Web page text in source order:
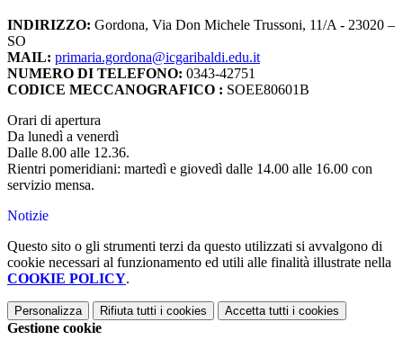
INDIRIZZO: Gordona, Via Don Michele Trussoni, 11/A - 23020 –
SO
MAIL: primaria.gordona@icgaribaldi.edu.it
NUMERO DI TELEFONO: 0343-42751
CODICE MECCANOGRAFICO : SOEE80601B
Orari di apertura
Da lunedì a venerdì
Dalle 8.00 alle 12.36.
Rientri pomeridiani: martedì e giovedì dalle 14.00 alle 16.00 con
servizio mensa.
Notizie
Questo sito o gli strumenti terzi da questo utilizzati si avvalgono di
cookie necessari al funzionamento ed utili alle finalità illustrate nella
COOKIE POLICY.
Personalizza Rifiuta tutti i cookies Accetta tutti i cookies
Gestione cookie